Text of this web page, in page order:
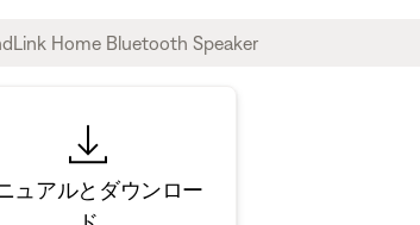
ュアルとダウンロー